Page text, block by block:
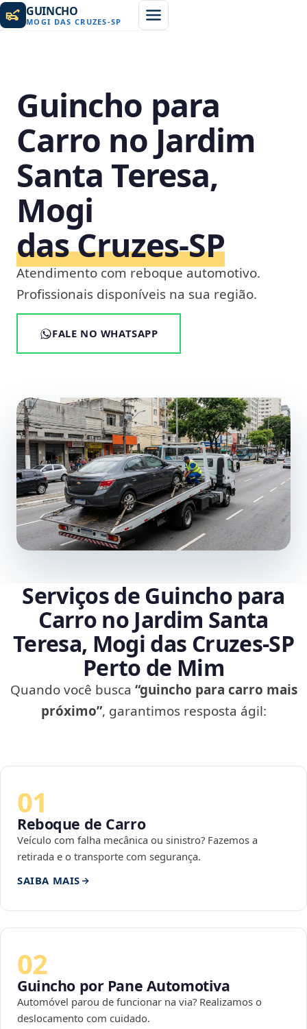
GUINCHO
MOGI DAS CRUZES-SP
Guincho para
Carro no Jardim
Santa Teresa,
Mogi
das Cruzes‑SP
Atendimento com reboque automotivo.
Profissionais disponíveis na sua região.
FALE NO WHATSAPP
Serviços de Guincho para
Carro no Jardim Santa
Teresa, Mogi das Cruzes‑SP
Perto de Mim
Quando você busca “guincho para carro mais
próximo”, garantimos resposta ágil:
01
Reboque de Carro
Veículo com falha mecânica ou sinistro? Fazemos a
retirada e o transporte com segurança.
SAIBA MAIS
02
Guincho por Pane Automotiva
Automóvel parou de funcionar na via? Realizamos o
deslocamento com cuidado.